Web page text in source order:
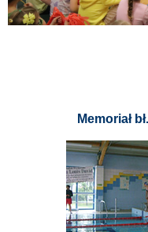
Memoriał